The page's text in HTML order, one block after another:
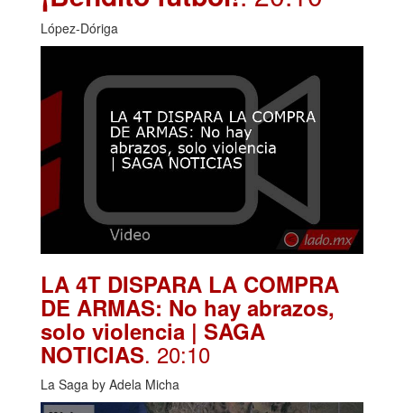
López-Dóriga
LA 4T DISPARA LA COMPRA
DE ARMAS: No hay abrazos,
solo violencia | SAGA
NOTICIAS. 20:10
La Saga by Adela Micha